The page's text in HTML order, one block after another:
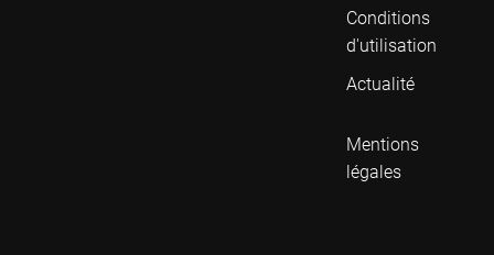
Conditions
d'utilisation
Actualité
Mentions
légales